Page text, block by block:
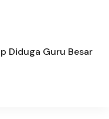
Diduga Guru Besar